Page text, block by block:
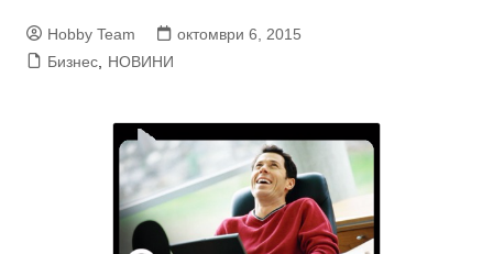
Hobby Team
октомври 6, 2015
Бизнес, НОВИНИ